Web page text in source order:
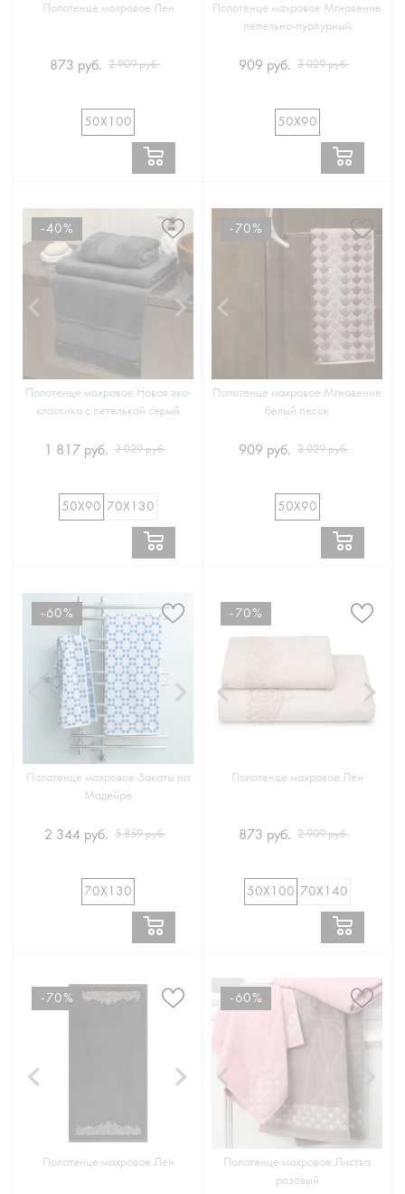
Полотенце махровое Лен
873 руб. 2 909 руб.
50Х100
Полотенце махровое Мгновение
пепельно-пурпурный
909 руб. 3 029 руб.
50Х90
-40%
Полотенце махровое Новая эко-
классика с петелькой серый
1 817 руб. 3 029 руб.
50Х90 70Х130
-70%
Полотенце махровое Мгновение
белый песок
909 руб. 3 029 руб.
50Х90
-60%
Полотенце махровое Закаты на
Мадейре
2 344 руб. 5 859 руб.
70Х130
-70%
Полотенце махровое Лен
873 руб. 2 909 руб.
50Х100 70Х140
-70%
Полотенце махровое Лен
-60%
Полотенце махровое Листва
розовый